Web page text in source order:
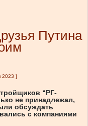
Путина
2023 ]
“РГ-
не принадлежал,
обсуждать
с компаниями